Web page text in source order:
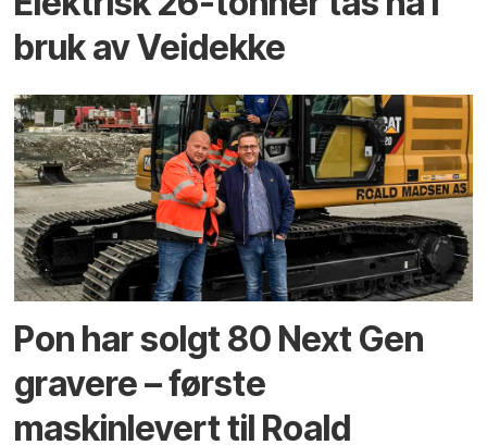
bruk av Veidekke
Pon har solgt 80 Next Gen
gravere – første
maskinlevert til Roald